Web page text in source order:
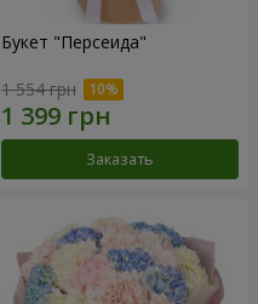
Букет "Персеида"
1 554 грн
Заказать